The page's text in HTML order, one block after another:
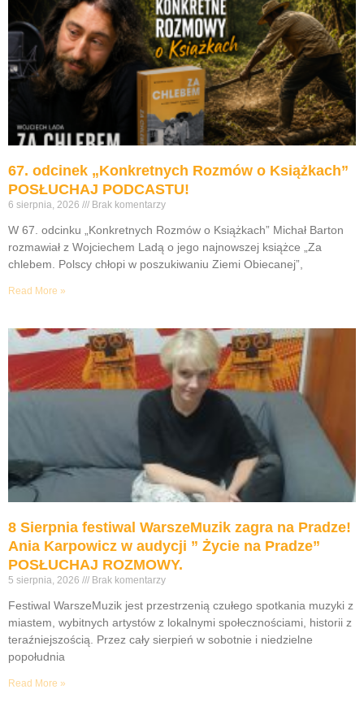
67. odcinek „Konkretnych Rozmów o Książkach”
POSŁUCHAJ PODCASTU!
6 sierpnia, 2026 Brak komentarzy
W 67. odcinku „Konkretnych Rozmów o Książkach” Michał Barton
rozmawiał z Wojciechem Ladą o jego najnowszej książce „Za
chlebem. Polscy chłopi w poszukiwaniu Ziemi Obiecanej”,
Read More »
8 Sierpnia festiwal WarszeMuzik zagra na Pradze!
Ania Karpowicz w audycji ” Życie na Pradze”
POSŁUCHAJ ROZMOWY.
5 sierpnia, 2026 Brak komentarzy
Festiwal WarszeMuzik jest przestrzenią czułego spotkania muzyki z
miastem, wybitnych artystów z lokalnymi społecznościami, historii z
teraźniejszością. Przez cały sierpień w sobotnie i niedzielne
popołudnia
Read More »